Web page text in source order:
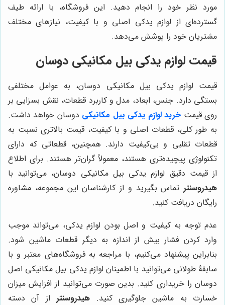
مورد نظر خود را انجام دهید. این فروشگاه، با ارائه طیف
گسترده‌ای از لوازم یدکی اصلی و با کیفیت، نیازهای مختلف
مشتریان خود را پوشش می‌دهد.
قیمت لوازم یدکی بیل مکانیکی دوسان
قیمت لوازم یدکی بیل مکانیکی دوسان، به عوامل مختلفی
بستگی دارد. جنس، ابعاد، مدل و کاربرد قطعات، نقش بسزایی بر
روی قیمت خرید لوازم یدکی بیل مکانیکی دوسان خواهد داشت.
به طور کلی، قطعات اصلی و با کیفیت، قیمت بالاتری نسبت به
قطعات تقلبی و بی‌کیفیت دارند. همچنین، قطعاتی که دارای
تکنولوژی پیچیده‌تری هستند، معمولاً گران‌تر هستند. برای اطلاع
از قیمت دقیق لوازم یدکی بیل مکانیکی دوسان، می‌توانید با
هیدروسنتر تماس بگیرید و از کارشناسان این مجموعه، مشاوره
رایگان دریافت کنید.
عدم توجه به کیفیت و اصل بودن لوازم یدکی، می‌تواند موجب
وارد کردن فشار بیش از اندازه به دیگر قطعات ماشین شود.
بنابراین پیشنهاد می‌کنیم، با مراجعه به فروشگاه‌های معتبر و با
سابقۀ طولانی می‌توانید با اطمینان لوازم یدکی بیل مکانیکی اصل
دوسان را خریداری کنید. بدین صورت می‌توانید از افزایش میزان
خسارت به ماشین جلوگیری کنید. هیدروسنتراز آن دسته